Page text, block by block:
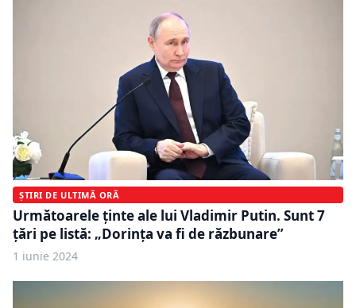
ȘTIRI DE ULTIMĂ ORĂ
Următoarele ținte ale lui Vladimir Putin. Sunt 7
țări pe listă: „Dorința va fi de răzbunare”
1 iunie 2024